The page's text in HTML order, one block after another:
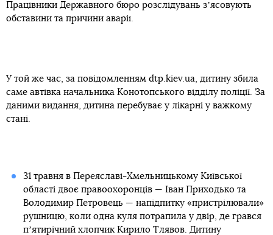
Працівники Державного бюро розслідувань зʼясовують
обставини та причини аварії.
У той же час, за повідомленням dtp.kiev.ua, дитину збила
саме автівка начальника Конотопського відділу поліції. За
даними видання, дитина перебуває у лікарні у важкому
стані.
31 травня в Переяславі-Хмельницькому Київської
області двоє правоохоронців — Іван Приходько та
Володимир Петровець — напідпитку «пристрілювали»
рушницю, коли одна куля потрапила у двір, де грався
пʼятирічний хлопчик Кирило Тлявов. Дитину